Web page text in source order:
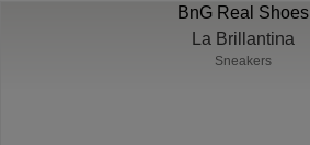
BnG Real Shoes
La Brillantina
Sneakers